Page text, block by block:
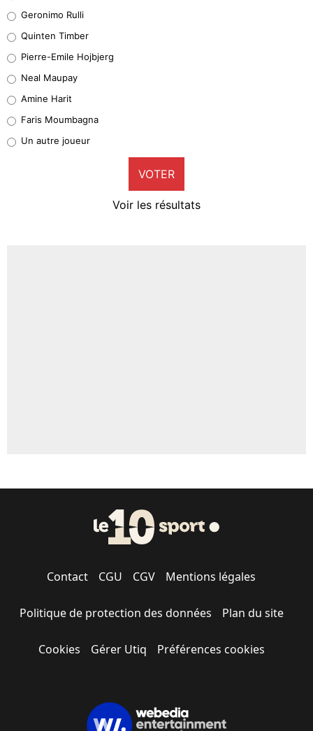
32%
5%
1%
9%
Geronimo Rulli
Quinten Timber
Pierre-Emile Hojbjerg
Neal Maupay
Amine Harit
Faris Moumbagna
Un autre joueur
VOTER
Voir les résultats
Contact CGU CGV Mentions légales
Politique de protection des données Plan du site
Cookies Gérer Utiq Préférences cookies